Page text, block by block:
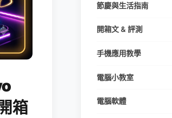
箱
節慶與生活指南
開箱文 & 評測
手機應用教學
電腦小教室
電腦軟體